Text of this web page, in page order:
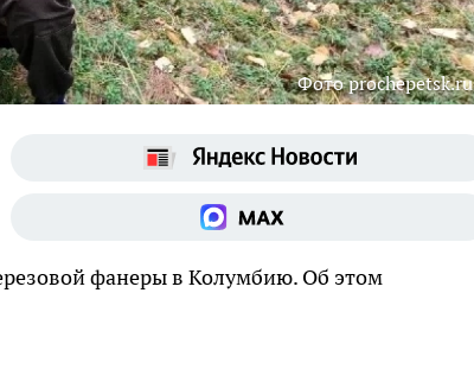
Фото prochepetsk.ru
фанеры в Колумбию. Об этом